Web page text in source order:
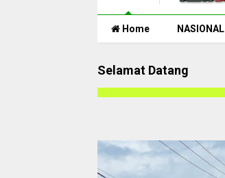
Home NASIONAL
Selamat Datang